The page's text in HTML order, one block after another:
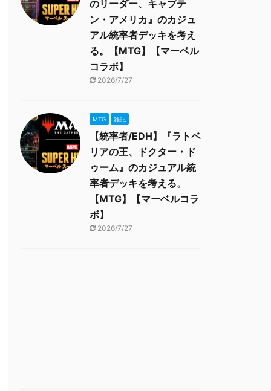
のリーダー、キャプテ
ン・アメリカ』のカジュ
アル統率者デッキを考え
る。【MTG】【マーベル
コラボ】
2026/7/27
MTG 雑記
【統率者/EDH】『ラトベ
リアの王、ドクター・ド
ゥーム』のカジュアル統
率者デッキを考える。
【MTG】【マーベルコラ
ボ】
2026/7/27